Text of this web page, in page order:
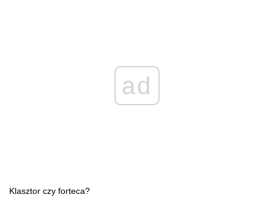
ad
Klasztor czy forteca?